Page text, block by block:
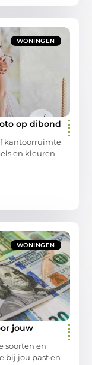
WONINGEN
op dibond
kantoorruimte
en kleuren
WONINGEN
jouw
soorten en
bij jou past en